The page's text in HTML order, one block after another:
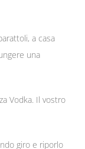
a casa
una
Vodka. Il vostro
giro e riporlo